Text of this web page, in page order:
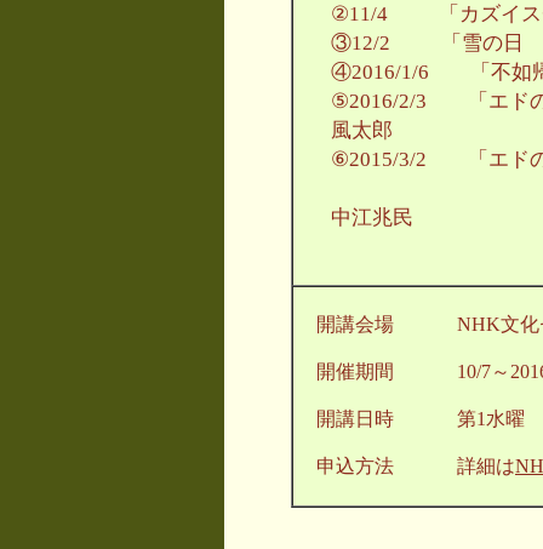
②11/4 「カズイス
③12/2 「雪の日 日
④2016/1/6 「不如
⑤2016/2/3 「エド
風太郎
⑥2015/3/2 「エド
中江兆民
開講会場 NHK文化
開催期間 10/7～
開講日時 第1水
申込方法 詳細は